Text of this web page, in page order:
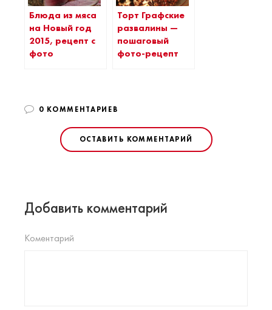
Блюда из мяса
на Новый год
2015, рецепт с
фото
Торт Графские
развалины —
пошаговый
фото-рецепт
0 КОММЕНТАРИЕВ
ОСТАВИТЬ КОММЕНТАРИЙ
Добавить комментарий
Коментарий